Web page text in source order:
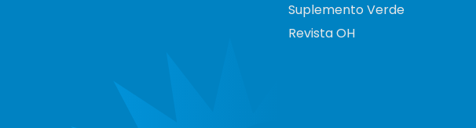
Suplemento Verde
Revista OH